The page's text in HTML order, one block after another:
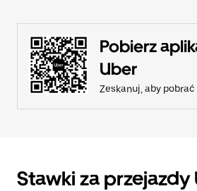
Pobierz
Uber
Zeskanuj, aby pobrać
Stawki za przejazdy